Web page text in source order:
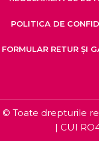
POLITICA DE
FORMULAR RETUR ȘI
© Toate drepturile
| CUI
Nr. 2